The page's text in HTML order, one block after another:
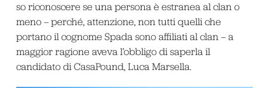
so riconoscere se una persona è estranea al clan o
meno – perché, attenzione, non tutti quelli che
portano il cognome Spada sono affiliati al clan – a
maggior ragione aveva l’obbligo di saperla il
candidato di CasaPound, Luca Marsella.